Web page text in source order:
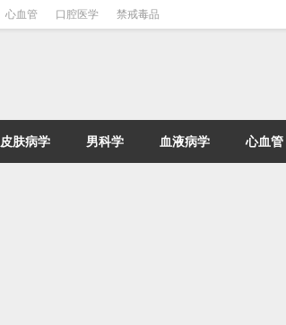
心血管 口腔医学 禁戒毒品
皮肤病学 男科学 血液病学 心血管